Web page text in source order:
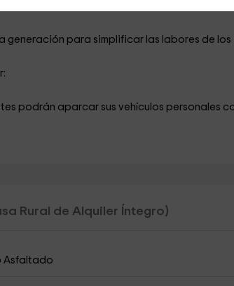
los inquilinos podrán degustar
para simplificar las labores de los
podrán aparcar sus vehículos personales
Rural de Alquiler Íntegro)
Asfaltado